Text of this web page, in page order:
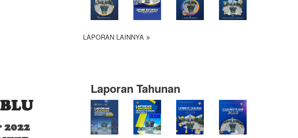
LAPORAN LAINNYA
Laporan Tahunan